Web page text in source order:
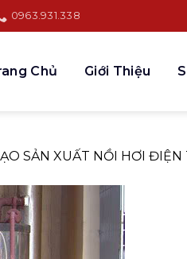
0963.931.338
Chủ Giới Thiệu
SẢN XUẤT NỒI HƠI